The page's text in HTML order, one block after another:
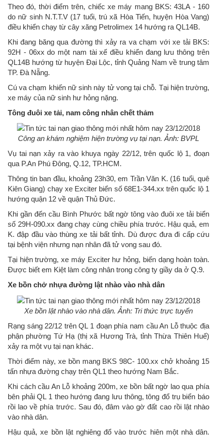
Theo đó, thời điểm trên, chiếc xe máy mang BKS: 43LA - 160
do nữ sinh N.T.T.V (17 tuổi, trú xã Hòa Tiến, huyện Hòa Vang)
điều khiển chạy từ cây xăng Petrolimex 14 hướng ra QL14B.
Khi đang băng qua đường thì xảy ra va chạm với xe tải BKS:
92H - 06xx do một nam tài xế điều khiển đang lưu thông trên
QL14B hướng từ huyện Đại Lộc, tỉnh Quảng Nam về trung tâm
TP. Đà Nẵng.
Cú va chạm khiến nữ sinh này tử vong tại chỗ. Tại hiện trường,
xe máy của nữ sinh hư hỏng nặng.
Tông đuôi xe tải, nam công nhân chết thảm
Công an khám nghiệm hiện trường vụ tại nạn. Ảnh: BVPL
Vụ tai nạn xảy ra vào khuya ngày 22/12, trên quốc lộ 1, đoạn
qua P.An Phú Đông, Q.12, TP.HCM.
Thông tin ban đầu, khoảng 23h30, em Trần Văn K. (16 tuổi, quê
Kiên Giang) chạy xe Exciter biển số 68E1-344.xx trên quốc lộ 1
hướng quận 12 về quận Thủ Đức.
Khi gần đến cầu Bình Phước bất ngờ tông vào đuôi xe tải biển
số 29H-090.xx đang chạy cùng chiều phía trước. Hậu quả, em
K. đập đầu vào thùng xe tải bất tỉnh. Dù được đưa đi cấp cứu
tại bệnh viện nhưng nạn nhân đã tử vong sau đó.
Tại hiện trường, xe máy Exciter hư hỏng, biến dạng hoàn toàn.
Được biết em Kiệt làm công nhân trong công ty giầy da ở Q.9.
Xe bồn chở nhựa đường lật nhào vào nhà dân
Xe bồn lật nhào vào nhà dân. Ảnh: Tri thức trực tuyến
Rạng sáng 22/12 trên QL 1 đoạn phía nam cầu An Lỗ thuộc địa
phận phường Tứ Hạ (thị xã Hương Trà, tỉnh Thừa Thiên Huế)
xảy ra một vụ tại nạn khác.
Thời điểm này, xe bồn mang BKS 98C- 100.xx chở khoảng 15
tấn nhựa đường chạy trên QL1 theo hướng Nam Bắc.
Khi cách cầu An Lỗ khoảng 200m, xe bồn bất ngờ lao qua phía
bên phải QL 1 theo hướng đang lưu thông, tông đổ trụ biển báo
rồi lao về phía trước. Sau đó, đâm vào gờ đất cao rồi lật nhào
vào nhà dân.
Hậu quả, xe bồn lật nghiêng đổ vào trước hiên một nhà dân.